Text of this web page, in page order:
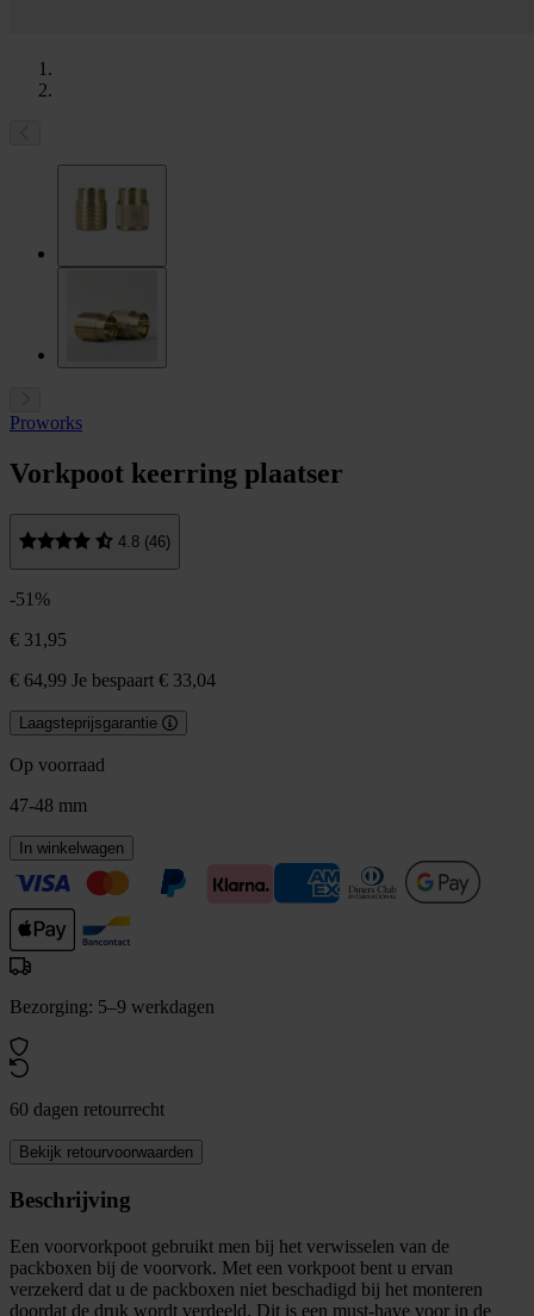
Proworks
Vorkpoot keerring plaatser
4.8 (46)
-51%
€ 31,95
€ 64,99 Je bespaart € 33,04
Laagsteprijsgarantie
Op voorraad
47-48 mm
In winkelwagen
Bezorging: 5–9 werkdagen
60 dagen retourrecht
Bekijk retourvoorwaarden
Beschrijving
Een voorvorkpoot gebruikt men bij het verwisselen van de
packboxen bij de voorvork. Met een vorkpoot bent u ervan
verzekerd dat u de packboxen niet beschadigd bij het monteren
doordat de druk wordt verdeeld. Dit is een must-have voor in de